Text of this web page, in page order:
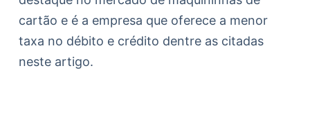
cartão e é a empresa que oferece a menor
taxa no débito e crédito dentre as citadas
neste artigo.